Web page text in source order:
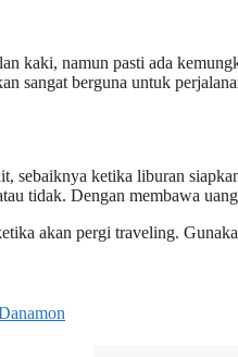
kaki, namun pasti ada
sangat berguna untuk
sebaiknya ketika liburan
tidak. Dengan membawa
akan pergi traveling.